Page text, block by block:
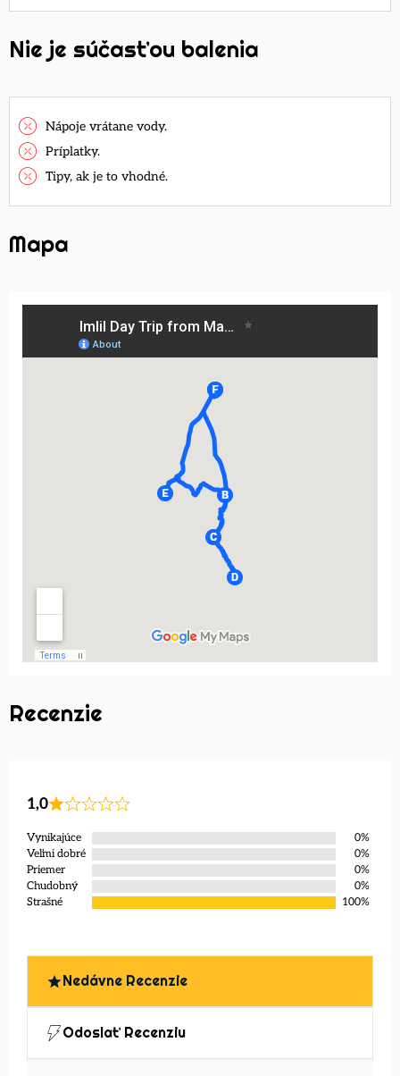
Nie je súčasťou balenia
Nápoje vrátane vody.
Príplatky.
Tipy, ak je to vhodné.
Mapa
Recenzie
1,0
Vynikajúce
0%
Veľmi dobré
0%
Priemer
0%
Chudobný
0%
Strašné
100%
Nedávne Recenzie
Odoslať Recenziu